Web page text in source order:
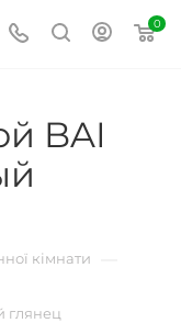
0
BAI
кімнати
глянец